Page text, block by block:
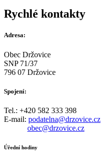
Rychlé kontakty
Adresa:
Obec Držovice
SNP 71/37
796 07 Držovice
Spojení:
Tel.: +420 582 333 398
E-mail: podatelna@drzovice.cz
obec@drzovice.cz
Úřední hodiny